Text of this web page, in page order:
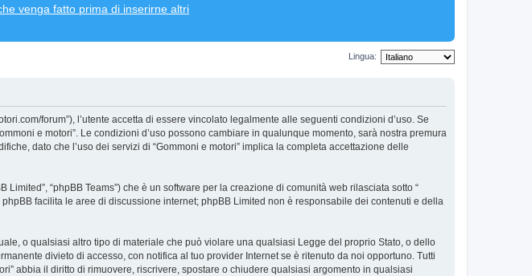
venga fatto prima di inserirne altri
Lingua:
forum”), l’utente accetta di essere vincolato legalmente alle seguenti condizioni d’uso. Se
e motori”. Le condizioni d’uso possono cambiare in qualunque momento, sarà nostra premura
dato che l’uso dei servizi di “Gommoni e motori” implica la completa accettazione delle
Limited”, “phpBB Teams”) che è un software per la creazione di comunità web rilasciata sotto “
phpBB facilita le aree di discussione internet; phpBB Limited non è responsabile dei contenuti e della
o qualsiasi altro tipo di materiale che può violare una qualsiasi Legge del proprio Stato, o dello
divieto di accesso, con notifica al tuo provider Internet se è ritenuto da noi opportuno. Tutti
abbia il diritto di rimuovere, riscrivere, spostare o chiudere qualsiasi argomento in qualsiasi